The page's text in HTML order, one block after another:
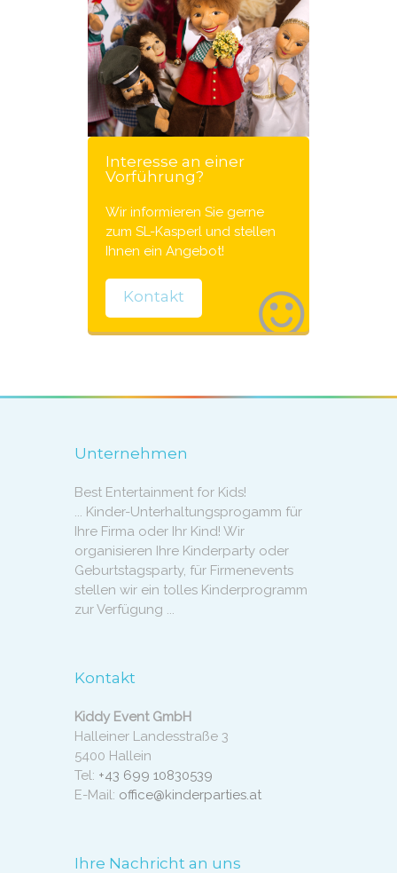
Interesse an einer
Vorführung?
Wir informieren Sie gerne
zum SL-Kasperl und stellen
Ihnen ein Angebot!
Kontakt
Unternehmen
Best Entertainment for Kids!
... Kinder-Unterhaltungsprogamm für
Ihre Firma oder Ihr Kind! Wir
organisieren Ihre Kinderparty oder
Geburtstagsparty, für Firmenevents
stellen wir ein tolles Kinderprogramm
zur Verfügung ...
Kontakt
Kiddy Event GmbH
Halleiner Landesstraße 3
5400 Hallein
Tel: +43 699 10830539
E-Mail: office@kinderparties.at
Ihre Nachricht an uns